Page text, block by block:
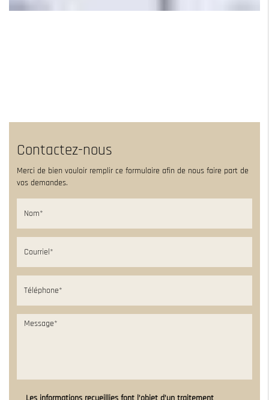
Contactez-nous
Merci de bien vouloir remplir ce formulaire afin de nous faire part de
vos demandes.